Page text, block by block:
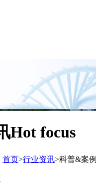
Hot focus
首页>行业资讯>科普&案例